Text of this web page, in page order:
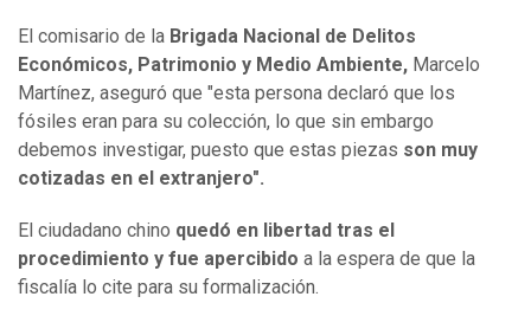
El comisario de la Brigada Nacional de Delitos
Económicos, Patrimonio y Medio Ambiente, Marcelo
Martínez, aseguró que "esta persona declaró que los
fósiles eran para su colección, lo que sin embargo
debemos investigar, puesto que estas piezas son muy
cotizadas en el extranjero".
El ciudadano chino quedó en libertad tras el
procedimiento y fue apercibido a la espera de que la
fiscalía lo cite para su formalización.